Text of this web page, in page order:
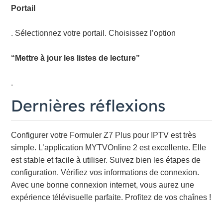
Portail
. Sélectionnez votre portail. Choisissez l’option
“Mettre à jour les listes de lecture”
.
Dernières réflexions
Configurer votre Formuler Z7 Plus pour IPTV est très
simple. L’application MYTVOnline 2 est excellente. Elle
est stable et facile à utiliser. Suivez bien les étapes de
configuration. Vérifiez vos informations de connexion.
Avec une bonne connexion internet, vous aurez une
expérience télévisuelle parfaite. Profitez de vos chaînes !